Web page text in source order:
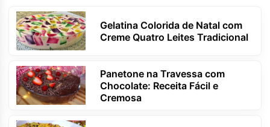
Gelatina Colorida de Natal com
Creme Quatro Leites Tradicional
Panetone na Travessa com
Chocolate: Receita Fácil e
Cremosa